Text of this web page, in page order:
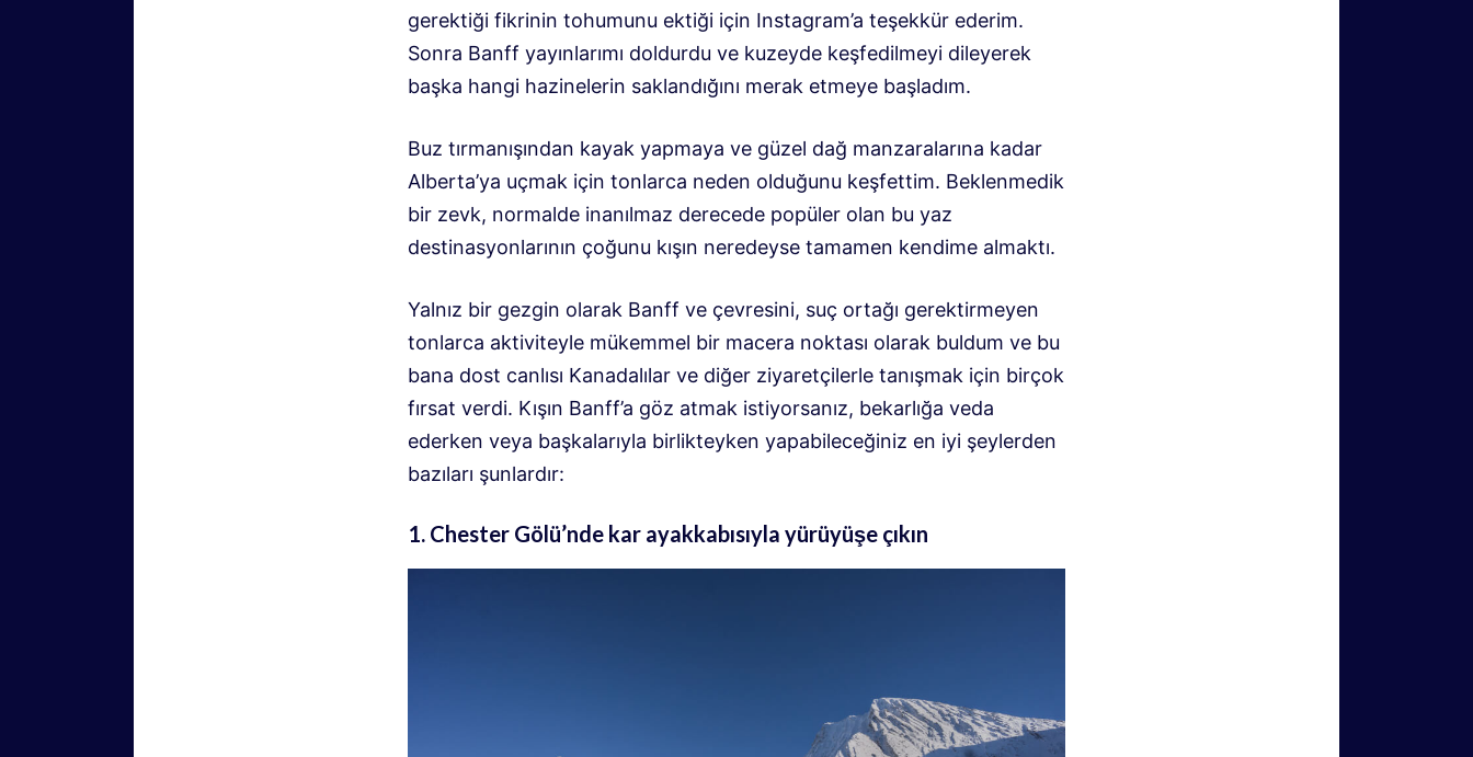
gerektiği fikrinin tohumunu ektiği için Instagram’a teşekkür ederim.
Sonra Banff yayınlarımı doldurdu ve kuzeyde keşfedilmeyi dileyerek
başka hangi hazinelerin saklandığını merak etmeye başladım.
Buz tırmanışından kayak yapmaya ve güzel dağ manzaralarına kadar
Alberta’ya uçmak için tonlarca neden olduğunu keşfettim. Beklenmedik
bir zevk, normalde inanılmaz derecede popüler olan bu yaz
destinasyonlarının çoğunu kışın neredeyse tamamen kendime almaktı.
Yalnız bir gezgin olarak Banff ve çevresini, suç ortağı gerektirmeyen
tonlarca aktiviteyle mükemmel bir macera noktası olarak buldum ve bu
bana dost canlısı Kanadalılar ve diğer ziyaretçilerle tanışmak için birçok
fırsat verdi. Kışın Banff’a göz atmak istiyorsanız, bekarlığa veda
ederken veya başkalarıyla birlikteyken yapabileceğiniz en iyi şeylerden
bazıları şunlardır:
1. Chester Gölü’nde kar ayakkabısıyla yürüyüşe çıkın